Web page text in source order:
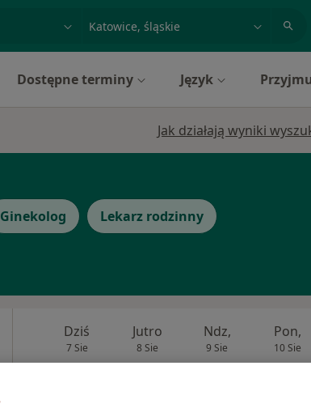
miasto lub dzielnica
Dostępne terminy Język
Jak działają wyniki
Ginekolog Lekarz rodzinny
Dziś
7 Sie
Jutro
8 Sie
Ndz,
9 Sie
Pon,
10 Sie